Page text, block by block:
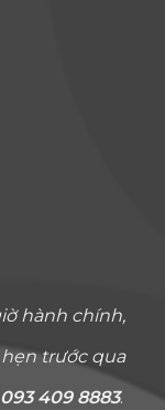
hành chính,
hẹn trước qua
093 409 8883.